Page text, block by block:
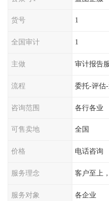
货号 1
全国审计 1
主做 审计报告
流程 委托-评估
咨询范围 各行各业
可售卖地 全国
价格 电话咨询
服务理念 客户至上
服务对象 各企业